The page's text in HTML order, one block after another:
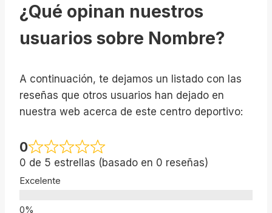
¿Qué opinan nuestros
usuarios sobre Nombre?
A continuación, te dejamos un listado con las
reseñas que otros usuarios han dejado en
nuestra web acerca de este centro deportivo:
0
0 de 5 estrellas (basado en 0 reseñas)
Excelente